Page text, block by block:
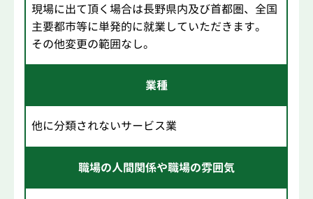
現場に出て頂く場合は長野県内及び首都圏、全国
主要都市等に単発的に就業していただきます。
その他変更の範囲なし。
業種
他に分類されないサービス業
職場の人間関係や職場の雰囲気